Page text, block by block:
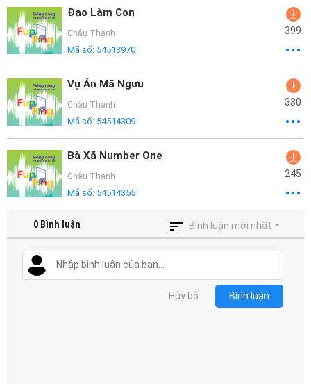
Đạo Làm Con
Châu Thanh
Mã số: 54513970
399
Vụ Án Mã Ngưu
Châu Thanh
Mã số: 54514309
330
Bà Xã Number One
Châu Thanh
Mã số: 54514355
245
0 Bình luận Bình luận mới nhất
Hủy bỏ Bình luận